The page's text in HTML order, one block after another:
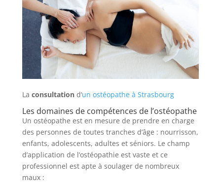
La consultationd’un ostéopathe à Strasbourg
Les domaines de compétences de l’ostéopathe
Un ostéopathe est en mesure de prendre en charge
des personnes de toutes tranches d’âge : nourrisson,
enfants, adolescents, adultes et séniors. Le champ
d’application de l’ostéopathie est vaste et ce
professionnel est apte à soulager de nombreux
maux :